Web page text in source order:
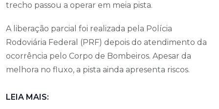
trecho passou a operar em meia pista.
A liberação parcial foi realizada pela Polícia
Rodoviária Federal (PRF) depois do atendimento da
ocorrência pelo Corpo de Bombeiros. Apesar da
melhora no fluxo, a pista ainda apresenta riscos.
LEIA MAIS: